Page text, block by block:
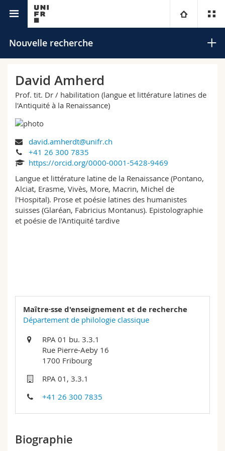
Université
Campus
Recherche
Université
Formation continue
Théologie
Droit
Sciences économiques et sociales et management
Lettres et sciences humaines
Sciences de l'éducation et de la formation
Vous êtes
Futurs étudiants
Etudiants
Médias
Chercheurs
Ressources
Annuaire du personnel
Plan d'accès
Bibliothèques
Nouvelle recherche
Rechercher
Recherche avancée
David Amherd
Prof. tit. Dr / habilitation (langue et littérature latines de
l'Antiquité à la Renaissance)
david.amherdt@unifr.ch
+41 26 300 7835
https://orcid.org/0000-0001-5428-9469
Langue et littérature latine de la Renaissance (Pontano,
Alciat, Erasme, Vivès, More, Macrin, Michel de
l'Hospital). Prose et poésie latines des humanistes
suisses (Glaréan, Fabricius Montanus). Epistolographie
et poésie de l'Antiquité tardive
Maître·sse d'enseignement et de recherche
Département de philologie classique
RPA 01 bu. 3.3.1
Rue Pierre-Aeby 16
1700 Fribourg
RPA 01, 3.3.1
+41 26 300 7835
Biographie